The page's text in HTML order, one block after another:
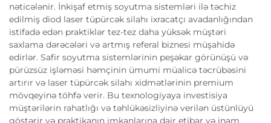
nəticələnir. İnkişaf etmiş soyutma sistemləri ilə təchiz
edilmiş diod laser tüpürcək silahı ixracatçı avadanlığından
istifadə edən praktiklər tez-tez daha yüksək müştəri
saxlama dərəcələri və artmış referal biznesi müşahidə
edirlər. Safir soyutma sistemlərinin peşəkar görünüşü və
pürüzsüz işləməsi həmçinin ümumi müalicə təcrübəsini
artırır və laser tüpürcək silahı xidmətlərinin premium
mövqeyinə töhfə verir. Bu texnologiyaya investisiya
müştərilərin rahatlığı və təhlükəsizliyinə verilən üstünlüyü
göstərir və praktikanın imkanlarına dair etibar və inam